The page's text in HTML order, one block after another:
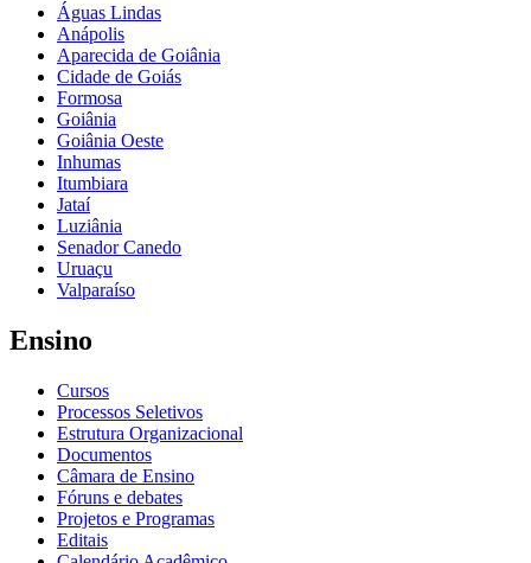
Águas Lindas
Anápolis
Aparecida de Goiânia
Cidade de Goiás
Formosa
Goiânia
Goiânia Oeste
Inhumas
Itumbiara
Jataí
Luziânia
Senador Canedo
Uruaçu
Valparaíso
Ensino
Cursos
Processos Seletivos
Estrutura Organizacional
Documentos
Câmara de Ensino
Fóruns e debates
Projetos e Programas
Editais